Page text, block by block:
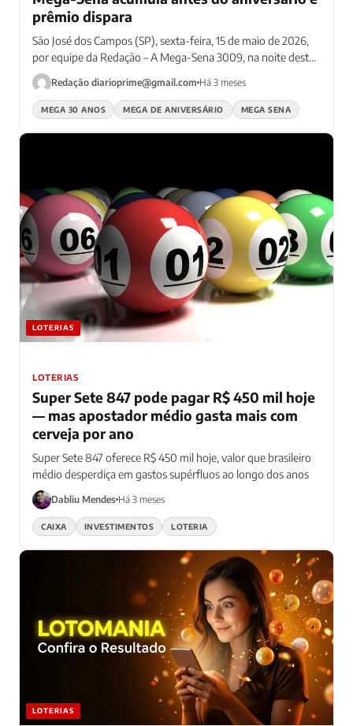
prêmio dispara
São José dos Campos (SP), sexta-feira, 15 de maio de 2026,
por equipe da Redação – A Mega-Sena 3009, na noite deste
sábado (16), é...
Redação diarioprime@gmail.com Há 3 meses
MEGA 30 ANOS MEGA DE ANIVERSÁRIO MEGA SENA
LOTERIAS
LOTERIAS
Super Sete 847 pode pagar R$ 450 mil hoje
— mas apostador médio gasta mais com
cerveja por ano
Super Sete 847 oferece R$ 450 mil hoje, valor que brasileiro
médio desperdiça em gastos supérfluos ao longo dos anos
Dabliu Mendes Há 3 meses
CAIXA INVESTIMENTOS LOTERIA
LOTERIAS